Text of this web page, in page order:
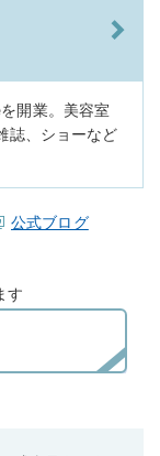
開業。美容室
誌、ショーなど
公式ブログ
す